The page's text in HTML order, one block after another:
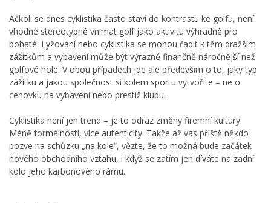
Ačkoli se dnes cyklistika často staví do kontrastu ke golfu, není
vhodné stereotypně vnímat golf jako aktivitu výhradně pro
bohaté. Lyžování nebo cyklistika se mohou řadit k těm dražším
zážitkům a vybavení může být výrazně finančně náročnější než
golfové hole. V obou případech jde ale především o to, jaký typ
zážitku a jakou společnost si kolem sportu vytvoříte – ne o
cenovku na vybavení nebo prestiž klubu.
Cyklistika není jen trend – je to odraz změny firemní kultury.
Méně formálnosti, více autenticity. Takže až vás příště někdo
pozve na schůzku „na kole“, vězte, že to možná bude začátek
nového obchodního vztahu, i když se zatím jen díváte na zadní
kolo jeho karbonového rámu.